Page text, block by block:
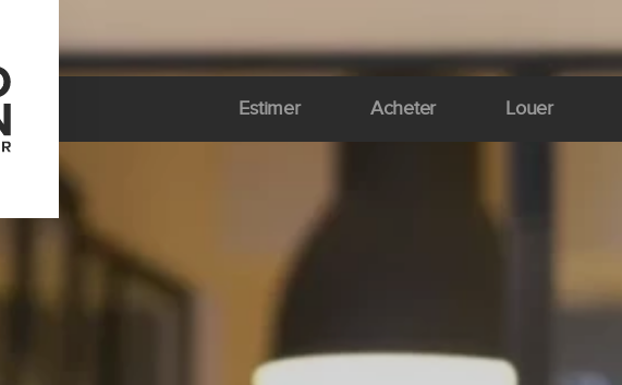
Estimer Acheter Louer